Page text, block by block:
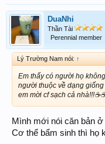
DuaNhi
Thần Tài
Perennial member
Lý Trường Nam nói: ↑
Em thấy có người họ
người thuộc về dạng
em mời cf sạch cả
Mình mới nói căn bản
Cơ thể bẩm sinh thì họ